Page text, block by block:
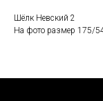
Шёлк Невский 2
На фото размер 175/